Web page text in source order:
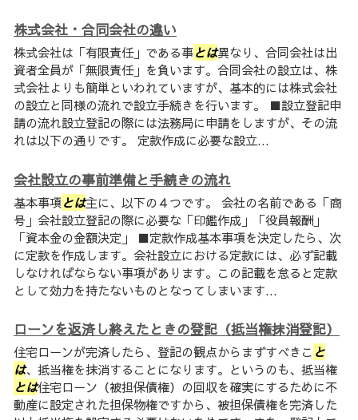
株式会社・合同会社の違い
株式会社は「有限責任」である事とは異なり、合同会社は出
資者全員が「無限責任」を負います。合同会社の設立は、株
式会社よりも簡単といわれていますが、基本的には株式会社
の設立と同様の流れで設立手続きを行います。 ■設立登記申
請の流れ設立登記の際には法務局に申請をしますが、その流
れは以下の通りです。 定款作成に必要な設立...
会社設立の事前準備と手続きの流れ
基本事項とは主に、以下の４つです。 会社の名前である「商
号」会社設立登記の際に必要な「印鑑作成」「役員報酬」
「資本金の金額決定」 ■定款作成基本事項を決定したら、次
に定款を作成します。会社設立における定款には、必ず記載
しなければならない事項があります。この記載を怠ると定款
として効力を持たないものとなってしまいます...
ローンを返済し終えたときの登記（抵当権抹消登記）
住宅ローンが完済したら、登記の観点からまずすべきこ と
は、抵当権を抹消することになります。というのも、抵当権
とは住宅ローン（被担保債権）の回収を確実にするために不
動産に設定された担保物権ですから、被担保債権を完済した